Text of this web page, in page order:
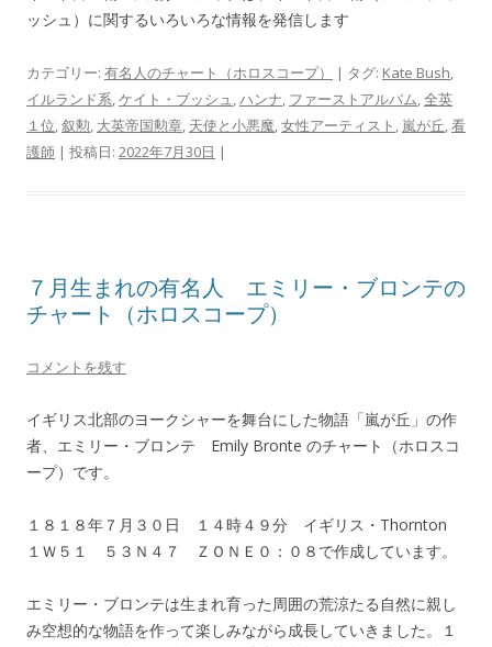
ッシュ）に関するいろいろな情報を発信します
カテゴリー: 有名人のチャート（ホロスコープ） | タグ: Kate Bush,
イルランド系,ケイト・ブッシュ,ハンナ, ファーストアルバム,全英
１位,叙勲, 大英帝国勲章, 天使と小悪魔,女性アーティスト , 嵐が丘,看
護師 | 投稿日: 2022年7月30日 |
７月生まれの有名人 エミリー・ブロンテの
チャート（ホロスコープ）
コメントを残す
イギリス北部のヨークシャーを舞台にした物語「嵐が丘」の作
者、エミリー・ブロンテ Emily Bronte のチャート（ホロスコ
ープ）です。
１８１８年７月３０日 １４時４９分 イギリス・Thornton
１Ｗ５１ ５３Ｎ４７ ＺＯＮＥ０：０８で作成しています。
エミリー・ブロンテは生まれ育った周囲の荒涼たる自然に親し
み空想的な物語を作って楽しみながら成長していきました。１